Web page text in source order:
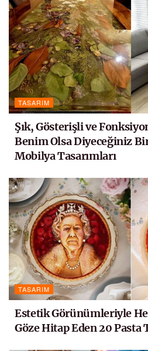
TASARIM
Şık, Gösterişli ve
Benim Olsa Diyeceğiniz
Mobilya Tasarımları
TASARIM
Estetik Görünümleriyle
Göze Hitap Eden 20 Pasta